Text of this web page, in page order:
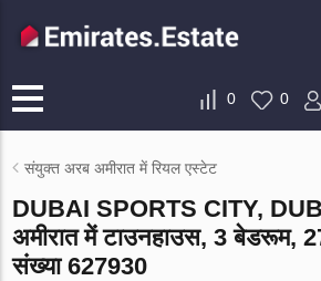
0 0
संयुक्त अरब अमीरात में रियल एस्टेट
DUBAI SPORTS CITY,
अमीरात में टाउनहाउस, 3 बेडरूम,
संख्या 627930